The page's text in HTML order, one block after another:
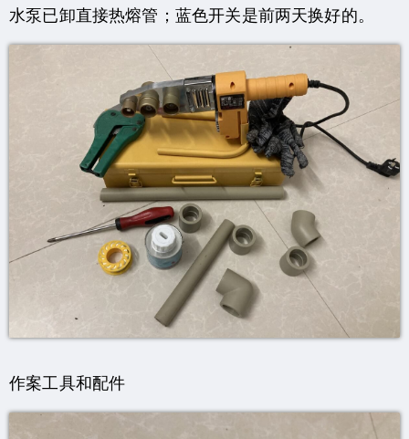
水泵已卸直接热熔管；蓝色开关是前两天换好的。
作案工具和配件